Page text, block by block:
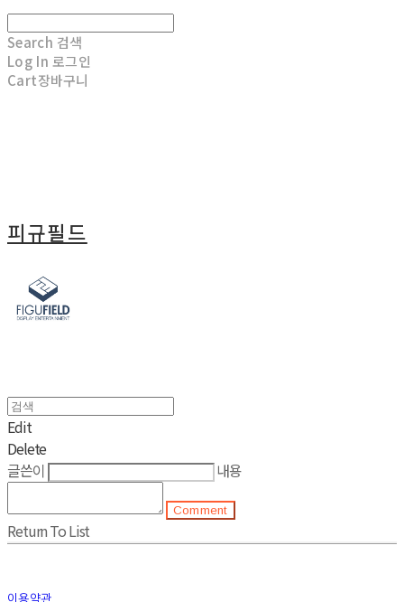
Search 검색
Log In 로그인
Cart장바구니
피규필드
Edit
Delete
글쓴이
내용
Comment
Return To List
이용약관